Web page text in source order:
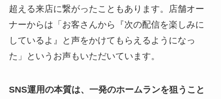
超える来店に繋がったこともあります。店舗オー
ナーからは「お客さんから『次の配信を楽しみに
しているよ』と声をかけてもらえるようになっ
た」というお声もいただいています。
SNS運用の本質は、一発のホームランを狙うこと